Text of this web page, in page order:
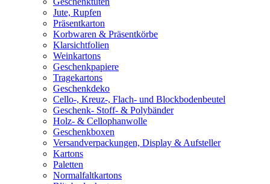
Jute, Rupfen
Präsentkarton
Korbwaren & Präsentkörbe
Klarsichtfolien
Weinkartons
Geschenkpapiere
Tragekartons
Geschenkdeko
Cello-, Kreuz-, Flach- und Blockbodenbeutel
Geschenk- Stoff- & Polybänder
Holz- & Cellophanwolle
Geschenkboxen
Versandverpackungen, Display & Aufsteller
Kartons
Paletten
Normalfaltkartons